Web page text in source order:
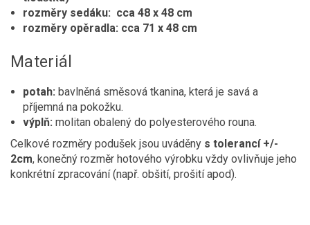
rozměry sedáku: cca 48 x 48 cm
rozměry opěradla: cca 71 x 48 cm
Materiál
potah: bavlněná směsová tkanina, která je savá a
příjemná na pokožku.
výplň: molitan obalený do polyesterového rouna.
Celkové rozměry podušek jsou uváděny s tolerancí +/-
2cm, konečný rozměr hotového výrobku vždy ovlivňuje jeho
konkrétní zpracování (např. obšití, prošití apod).